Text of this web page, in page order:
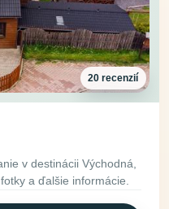
20 recenzií
v destinácii Východná,
a ďalšie informácie.